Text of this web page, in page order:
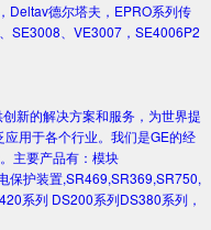
Deltav德尔塔夫，EPRO系列传
SE3008、VE3007，SE4006P2
新的解决方案和服务，为世界提
用于各个行业。我们是GE的经
主要产品有：模块
护装置,SR469,SR369,SR750,
系列 DS200系列DS380系列，